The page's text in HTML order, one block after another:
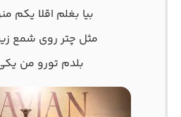
بیا بغلم اقلا یکم
مثل چتر روی شمع
بلدم تورو من